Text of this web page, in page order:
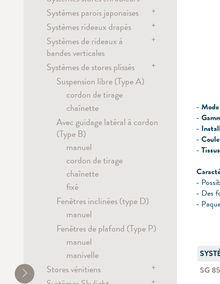
électrique
manuel
corde
Tringles de séparation
manuel
Metropole
électrique
manuel
corde
Systèmes stores enrouleurs
électrique
batterie
chaînette
Cordon de tirage
Stores enrouleurs
d'obscurcissement
électrique
chaînette
Systèmes parois japonaises
+
Systèmes parois japonaises
manuel / lance rideau
électrique
Système paroi japonaise cintrée
manuel / lance rideau
Systèmes rideaux drapés
+
électrique
batterie
chaînette
Systèmes de rideaux à
bandes verticales
+
électrique
chaînette
Systèmes de stores plissés
+
Suspension libre (Type A)
cordon de tirage
chaînette
Avec guidage latéral à cordon
(Type B)
manuel
cordon de tirage
chaînette
fixé
Fenêtres inclinées (type D)
manuel
Fenêtres de plafond (Type P)
manuel
manivelle
Stores vénitiens
+
Des
SG